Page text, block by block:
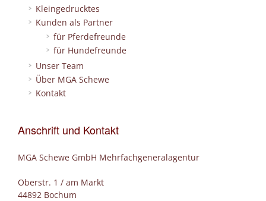
Kleingedrucktes
Kunden als Partner
für Pferdefreunde
für Hundefreunde
Unser Team
Über MGA Schewe
Kontakt
Anschrift und Kontakt
MGA Schewe GmbH Mehrfachgeneralagentur
Oberstr. 1 / am Markt
44892 Bochum